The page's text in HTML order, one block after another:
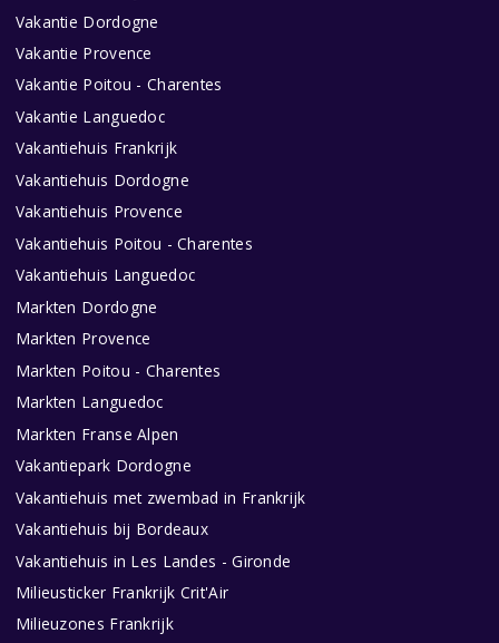
Vakantie Dordogne
Vakantie Provence
Vakantie Poitou - Charentes
Vakantie Languedoc
Vakantiehuis Frankrijk
Vakantiehuis Dordogne
Vakantiehuis Provence
Vakantiehuis Poitou - Charentes
Vakantiehuis Languedoc
Markten Dordogne
Markten Provence
Markten Poitou - Charentes
Markten Languedoc
Markten Franse Alpen
Vakantiepark Dordogne
Vakantiehuis met zwembad in Frankrijk
Vakantiehuis bij Bordeaux
Vakantiehuis in Les Landes - Gironde
Milieusticker Frankrijk Crit'Air
Milieuzones Frankrijk